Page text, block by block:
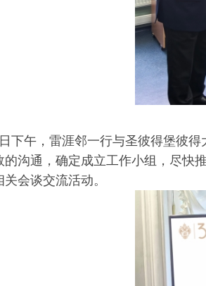
下午，雷涯邻一行与圣彼得堡彼
的沟通，确定成立工作小组，尽快
会谈交流活动。